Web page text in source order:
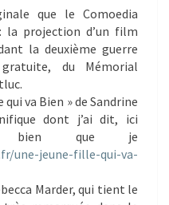
que le Comoedia
la projection d’un film
la deuxième guerre
du Mémorial
va Bien » de Sandrine
dont j’ai dit, ici
bien que je
une-jeune-fille-qui-va-
Marder, qui tient le